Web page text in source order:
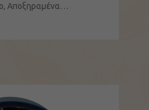
Αποξηραμένα…